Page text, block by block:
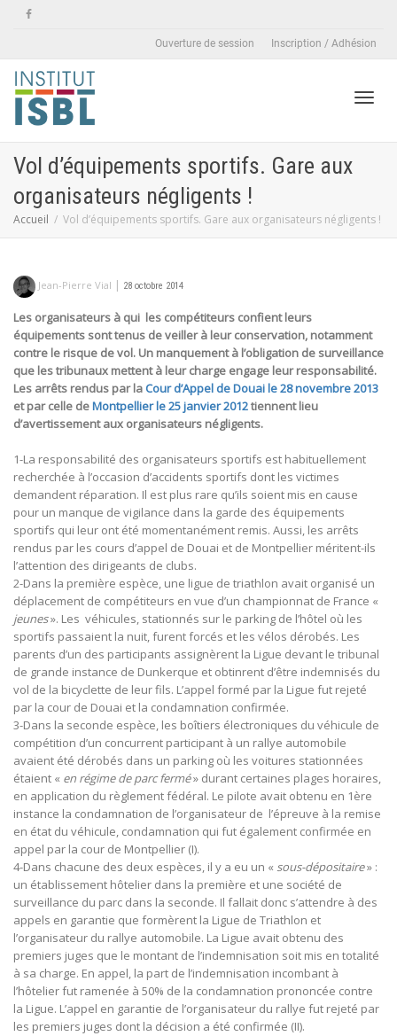
Ouverture de session Inscription / Adhésion
Vol d’équipements sportifs. Gare aux
organisateurs négligents !
Accueil Vol d’équipements sportifs. Gare aux organisateurs négligents !
Jean-Pierre Vial | 28 octobre 2014
Les organisateurs à qui les compétiteurs confient leurs
équipements sont tenus de veiller à leur conservation, notamment
contre le risque de vol. Un manquement à l’obligation de surveillance
que les tribunaux mettent à leur charge engage leur responsabilité.
Les arrêts rendus par la Cour d’Appel de Douai le 28 novembre 2013
et par celle deMontpellier le 25 janvier 2012tiennent lieu
d’avertissement aux organisateurs négligents.
1-La responsabilité des organisateurs sportifs est habituellement
recherchée à l’occasion d’accidents sportifs dont les victimes
demandent réparation. Il est plus rare qu’ils soient mis en cause
pour un manque de vigilance dans la garde des équipements
sportifs qui leur ont été momentanément remis. Aussi, les arrêts
rendus par les cours d’appel de Douai et de Montpellier méritent-ils
l’attention des dirigeants de clubs.
2-Dans la première espèce, une ligue de triathlon avait organisé un
déplacement de compétiteurs en vue d’un championnat de France «
jeunes». Les véhicules, stationnés sur le parking de l’hôtel où les
sportifs passaient la nuit, furent forcés et les vélos dérobés. Les
parents d’un des participants assignèrent la Ligue devant le tribunal
de grande instance de Dunkerque et obtinrent d’être indemnisés du
vol de la bicyclette de leur fils. L’appel formé par la Ligue fut rejeté
par la cour de Douai et la condamnation confirmée.
3-Dans la seconde espèce, les boîtiers électroniques du véhicule de
compétition d’un concurrent participant à un rallye automobile
avaient été dérobés dans un parking où les voitures stationnées
étaient « en régime de parc fermé» durant certaines plages horaires,
en application du règlement fédéral. Le pilote avait obtenu en 1ère
instance la condamnation de l’organisateur de l’épreuve à la remise
en état du véhicule, condamnation qui fut également confirmée en
appel par la cour de Montpellier (I).
4-Dans chacune des deux espèces, il y a eu un « sous-dépositaire» :
un établissement hôtelier dans la première et une société de
surveillance du parc dans la seconde. Il fallait donc s’attendre à des
appels en garantie que formèrent la Ligue de Triathlon et
l’organisateur du rallye automobile. La Ligue avait obtenu des
premiers juges que le montant de l’indemnisation soit mis en totalité
à sa charge. En appel, la part de l’indemnisation incombant à
l’hôtelier fut ramenée à 50% de la condamnation prononcée contre
la Ligue. L’appel en garantie de l’organisateur du rallye fut rejeté par
les premiers juges dont la décision a été confirmée (II).